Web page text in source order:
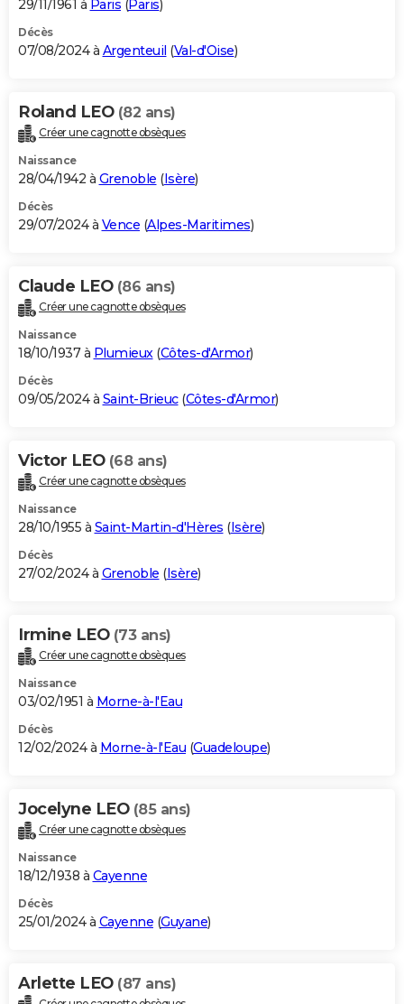
29/11/1961 à Paris (Paris)
Décès
07/08/2024 à Argenteuil (Val-d'Oise)
Roland LEO (82 ans)
Créer une cagnotte obsèques
Naissance
28/04/1942 à Grenoble (Isère)
Décès
29/07/2024 à Vence (Alpes-Maritimes)
Claude LEO (86 ans)
Créer une cagnotte obsèques
Naissance
18/10/1937 à Plumieux(Côtes-d'Armor)
Décès
09/05/2024 à Saint-Brieuc(Côtes-d'Armor)
Victor LEO (68 ans)
Créer une cagnotte obsèques
Naissance
28/10/1955 à Saint-Martin-d'Hères (Isère)
Décès
27/02/2024 à Grenoble (Isère)
Irmine LEO (73 ans)
Créer une cagnotte obsèques
Naissance
03/02/1951 à Morne-à-l'Eau
Décès
12/02/2024 à Morne-à-l'Eau (Guadeloupe)
Jocelyne LEO (85 ans)
Créer une cagnotte obsèques
Naissance
18/12/1938 à Cayenne
Décès
25/01/2024 à Cayenne (Guyane)
Arlette LEO (87 ans)